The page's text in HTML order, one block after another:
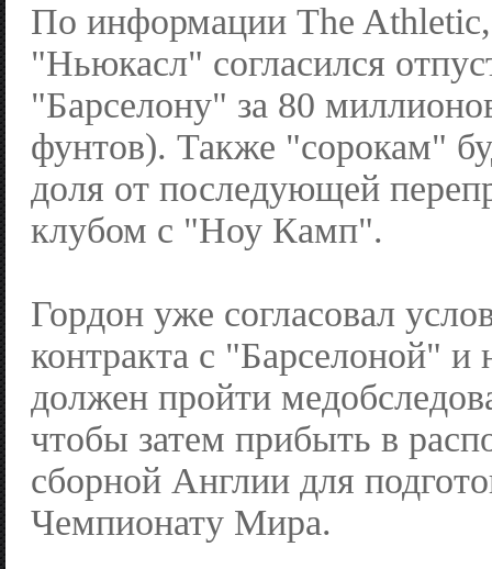
По информации The Athletic,
"Ньюкасл" согласился
"Барселону" за 80
фунтов). Также "сорокам"
доля от последующей
клубом с "Ноу Камп".
Гордон уже согласовал
контракта с "Барселоной" и
должен пройти
чтобы затем прибыть в
сборной Англии для
Чемпионату Мира.